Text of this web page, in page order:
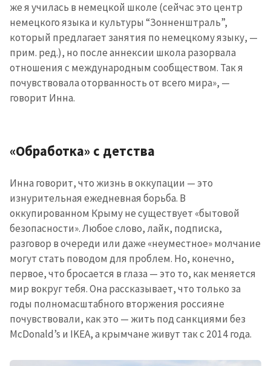
же я училась в немецкой школе (сейчас это центр
немецкого языка и культуры “Зонненштраль”,
который предлагает занятия по немецкому языку, —
прим. ред.), но после аннексии школа разорвала
отношения с международным сообществом. Так я
почувствовала оторванность от всего мира», —
говорит Инна.
«Обработка» с детства
Инна говорит, что жизнь в оккупации — это
изнурительная ежедневная борьба. В
оккупированном Крыму не существует «бытовой
безопасности». Любое слово, лайк, подписка,
разговор в очереди или даже «неуместное» молчание
могут стать поводом для проблем. Но, конечно,
первое, что бросается в глаза — это то, как меняется
мир вокруг тебя. Она рассказывает, что только за
годы полномасштабного вторжения россияне
почувствовали, как это — жить под санкциями без
McDonald’s и IKEA, а крымчане живут так с 2014 года.